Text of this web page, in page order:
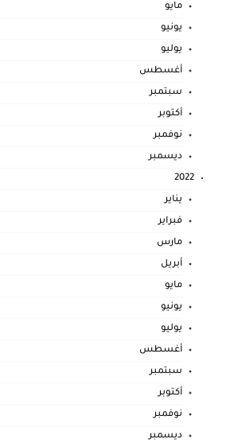
مايو
يونيو
يوليو
أغسطس
سبتمبر
أكتوبر
نوفمبر
ديسمبر
2022
يناير
فبراير
مارس
أبريل
مايو
يونيو
يوليو
أغسطس
سبتمبر
أكتوبر
نوفمبر
ديسمبر